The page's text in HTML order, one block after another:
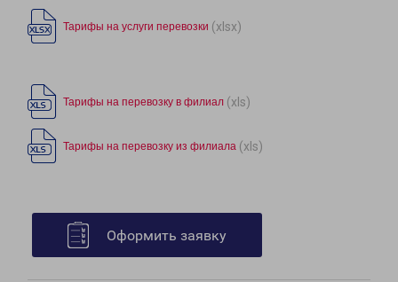
Тарифы на услуги перевозки (xlsx)
Тарифы на перевозку в филиал (xls)
Тарифы на перевозку из филиала (xls)
Оформить заявку